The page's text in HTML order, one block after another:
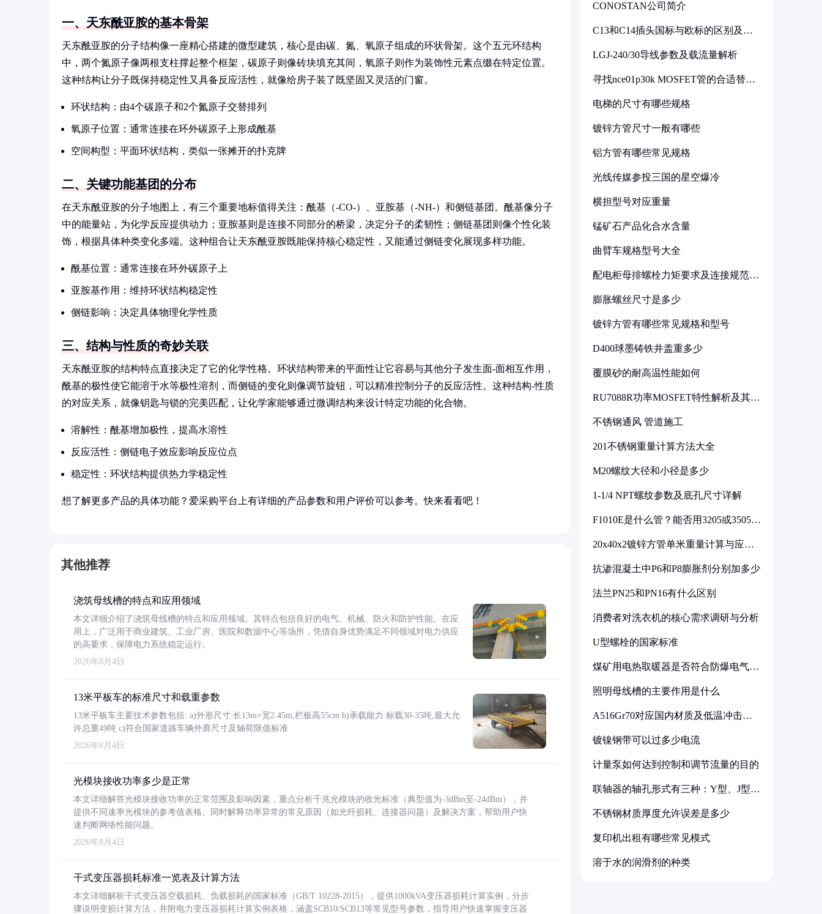
一、天东酰亚胺的基本骨架
天东酰亚胺的分子结构像一座精心搭建的微型建筑，核心是由碳、氮、氧原子组成的环状骨架。这个五元环结构
中，两个氮原子像两根支柱撑起整个框架，碳原子则像砖块填充其间，氧原子则作为装饰性元素点缀在特定位置。
这种结构让分子既保持稳定性又具备反应活性，就像给房子装了既坚固又灵活的门窗。
环状结构：由4个碳原子和2个氮原子交替排列
氧原子位置：通常连接在环外碳原子上形成酰基
空间构型：平面环状结构，类似一张摊开的扑克牌
二、关键功能基团的分布
在天东酰亚胺的分子地图上，有三个重要地标值得关注：酰基（-CO-）、亚胺基（-NH-）和侧链基团。酰基像分子
中的能量站，为化学反应提供动力；亚胺基则是连接不同部分的桥梁，决定分子的柔韧性；侧链基团则像个性化装
饰，根据具体种类变化多端。这种组合让天东酰亚胺既能保持核心稳定性，又能通过侧链变化展现多样功能。
酰基位置：通常连接在环外碳原子上
亚胺基作用：维持环状结构稳定性
侧链影响：决定具体物理化学性质
三、结构与性质的奇妙关联
天东酰亚胺的结构特点直接决定了它的化学性格。环状结构带来的平面性让它容易与其他分子发生面-面相互作用，
酰基的极性使它能溶于水等极性溶剂，而侧链的变化则像调节旋钮，可以精准控制分子的反应活性。这种结构-性质
的对应关系，就像钥匙与锁的完美匹配，让化学家能够通过微调结构来设计特定功能的化合物。
溶解性：酰基增加极性，提高水溶性
反应活性：侧链电子效应影响反应位点
稳定性：环状结构提供热力学稳定性
想了解更多产品的具体功能？爱采购平台上有详细的产品参数和用户评价可以参考。快来看看吧！
其他推荐
浇筑母线槽的特点和应用领域
本文详细介绍了浇筑母线槽的特点和应用领域。其特点包括良好的电气、机械、防火和防护性能。在应
用上，广泛用于商业建筑、工业厂房、医院和数据中心等场所，凭借自身优势满足不同领域对电力供应
的高要求，保障电力系统稳定运行。
2026年8月4日
13米平板车的标准尺寸和载重参数
13米平板车主要技术参数包括: a)外形尺寸:长13m×宽2.45m,栏板高55cm b)承载能力:标载30-35吨,最大允
许总重49吨 c)符合国家道路车辆外廓尺寸及轴荷限值标准
2026年8月4日
光模块接收功率多少是正常
本文详细解答光模块接收功率的正常范围及影响因素，重点分析千兆光模块的收光标准（典型值为-3dBm至-24dBm），并
提供不同速率光模块的参考值表格。同时解释功率异常的常见原因（如光纤损耗、连接器问题）及解决方案，帮助用户快
速判断网络性能问题。
2026年8月4日
干式变压器损耗标准一览表及计算方法
本文详细解析干式变压器空载损耗、负载损耗的国家标准（GB/T 10228-2015），提供1000kVA变压器损耗计算实例，分步
骤说明变损计算方法，并附电力变压器损耗计算实例表格，涵盖SCB10/SCB13等常见型号参数，指导用户快速掌握变压器
CONOSTAN公司简介
C13和C14插头国标与欧标的区别及其
LGJ-240/30导线参数及载流量解析
寻找nce01p30k MOSFET管的合适替代
电梯的尺寸有哪些规格
镀锌方管尺寸一般有哪些
铝方管有哪些常见规格
光线传媒参投三国的星空爆冷
横担型号对应重量
锰矿石产品化合水含量
曲臂车规格型号大全
配电柜母排螺栓力矩要求及连接规范详
膨胀螺丝尺寸是多少
镀锌方管有哪些常见规格和型号
D400球墨铸铁井盖重多少
覆膜砂的耐高温性能如何
RU7088R功率MOSFET特性解析及其在
不锈钢通风 管道施工
201不锈钢重量计算方法大全
M20螺纹大径和小径是多少
1-1/4 NPT螺纹参数及底孔尺寸详解
F1010E是什么管？能否用3205或3505代
20x40x2镀锌方管单米重量计算与应用
抗渗混凝土中P6和P8膨胀剂分别加多少
法兰PN25和PN16有什么区别
消费者对洗衣机的核心需求调研与分析
U型螺栓的国家标准
煤矿用电热取暖器是否符合防爆电气设
照明母线槽的主要作用是什么
A516Gr70对应国内材质及低温冲击要
镀镍钢带可以过多少电流
计量泵如何达到控制和调节流量的目的
联轴器的轴孔形式有三种：Y型、J型、
不锈钢材质厚度允许误差是多少
复印机出租有哪些常见模式
溶于水的润滑剂的种类